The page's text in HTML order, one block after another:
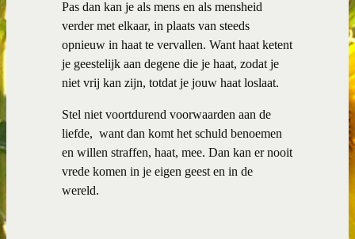
Pas dan kan je als mens en als mensheid
verder met elkaar, in plaats van steeds
opnieuw in haat te vervallen. Want haat ketent
je geestelijk aan degene die je haat, zodat je
niet vrij kan zijn, totdat je jouw haat loslaat.
Stel niet voortdurend voorwaarden aan de
liefde, want dan komt het schuld benoemen
en willen straffen, haat, mee. Dan kan er nooit
vrede komen in je eigen geest en in de
wereld.